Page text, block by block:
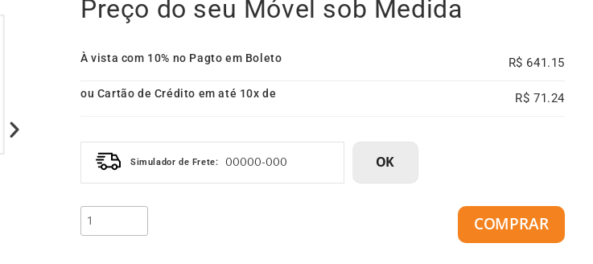
Preço do seu Móvel sob Medida
À vista com 10% no Pagto em Boleto 641.15
ou Cartão de Crédito em até 10x de 71.24
Simulador de Frete: OK
COMPRAR